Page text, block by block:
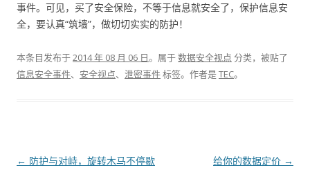
事件。可见，买了安全保险，不等于信息就安全了，保护信息安
全，要认真“筑墙”，做切切实实的防护！
本条目发布于2014 年 08 月 06 日。属于数据安全视点 分类，被贴了
信息安全事件、 安全视点、 泄密事件标签。 作者是TEC。
文章导航
← 防护与对峙，旋转木马不停歇 给你的数据定价 →